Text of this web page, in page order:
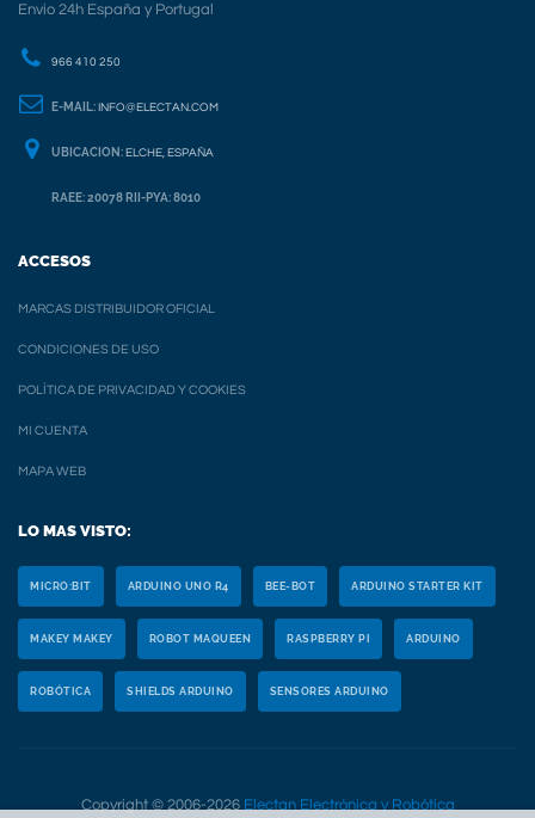
Envio 24h España y Portugal
966 410 250
E-MAIL: INFO@ELECTAN.COM
UBICACION: ELCHE, ESPAÑA
RAEE: 20078 RII-PYA: 8010
ACCESOS
MARCAS DISTRIBUIDOR OFICIAL
CONDICIONES DE USO
POLÍTICA DE PRIVACIDAD Y COOKIES
MI CUENTA
MAPA WEB
LO MAS VISTO:
MICRO:BIT ARDUINO UNO R4 BEE-BOT ARDUINO STARTER KIT
MAKEY MAKEY ROBOT MAQUEEN RASPBERRY PI ARDUINO
ROBÓTICA SHIELDS ARDUINO SENSORES ARDUINO
Copyright © 2006-2026 Electan Electrónica y Robótica